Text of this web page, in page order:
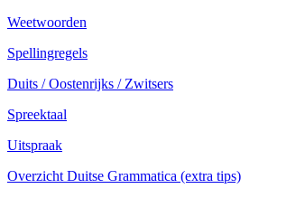
Weetwoorden
Spellingregels
Duits / Oostenrijks / Zwitsers
Spreektaal
Uitspraak
Overzicht Duitse Grammatica (extra tips)